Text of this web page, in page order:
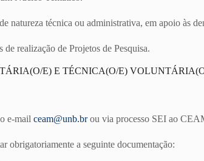
natureza técnica ou administrativa, em apoio às
de realização de Projetos de Pesquisa.
E) E TÉCNICA(O/E)
e-mailceam@unb.brou via processo SEI ao
obrigatoriamente a seguinte documentação: